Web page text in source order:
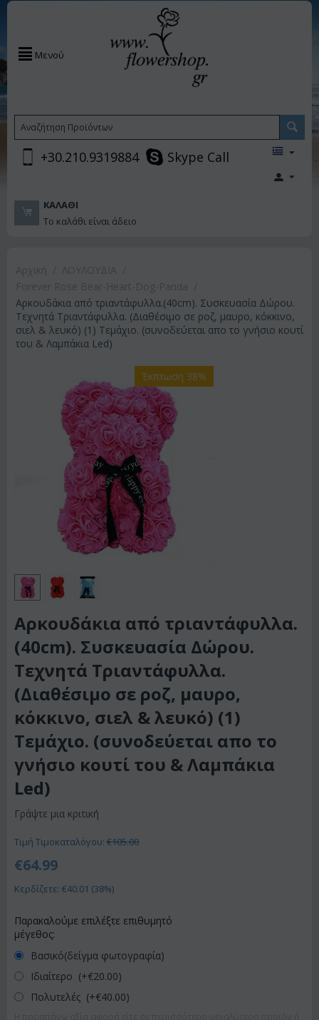
Μενού
+30.210.9319884 Skype Call
ΚΑΛΆΘΙ
Το καλάθι είναι άδειο
Αρκουδάκια από τριαντάφυλλα.(40cm). Συσκευασία Δώρου.
Τεχνητά Τριαντάφυλλα. (Διαθέσιμο σε ροζ, μαυρο, κόκκινο,
σιελ & λευκό) (1) Τεμάχιο. (συνοδεύεται απο το γνήσιο κουτί
του & Λαμπάκια Led)
Έκπτωση 38%
Αρκουδάκια από τριαντάφυλλα.
(40cm). Συσκευασία Δώρου.
Τεχνητά Τριαντάφυλλα.
(Διαθέσιμο σε ροζ, μαυρο,
κόκκινο, σιελ & λευκό) (1)
Τεμάχιο. (συνοδεύεται απο το
γνήσιο κουτί του & Λαμπάκια
Led)
Γράψτε μια κριτική
Τιμή Τιμοκαταλόγου: €105.00
€64.99
Κερδίζετε: €40.01 (38%)
Παρακαλούμε επιλέξτε επιθυμητό
μέγεθος:
Βασικό(δείγμα φωτογραφία)
Ιδιαίτερο (+€20.00)
Πολυτελές (+€40.00)